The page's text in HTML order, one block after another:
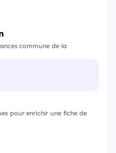
commune de la
pour enrichir une fiche de